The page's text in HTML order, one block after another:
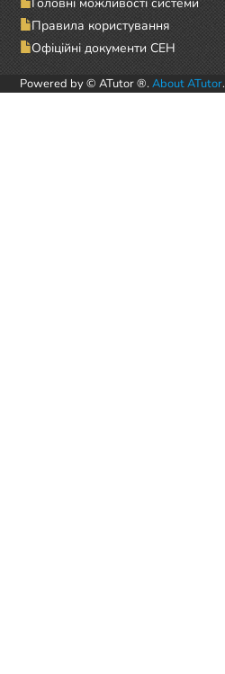
Правила користування
Офіційні документи СЕН
Powered by © ATutor ®. About ATutor.